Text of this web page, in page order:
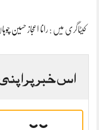
کیٹاگری میں : رانا اعجاز حسین
اس خبر پر